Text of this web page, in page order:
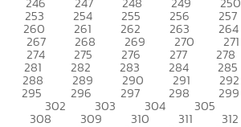
253 254 255 256 257
260 261 262 263 264
267 268 269 270 271
274 275 276 277 278
281 282 283 284 285
288 289 290 291 292
295 296 297 298 299
302 303 304 305
308 309 310 311 312